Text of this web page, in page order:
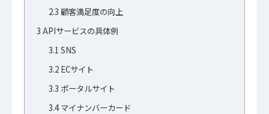
2.3 顧客満足度の向上
3 APIサービスの具体例
3.1 SNS
3.2ECサイト
3.3 ポータルサイト
3.4マイナンバーカード